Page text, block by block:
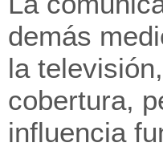
demás
la
cobertura,
influencia